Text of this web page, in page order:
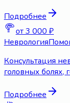
Подробнее
от 3 000 ₽
Неврология
Консультация
головных болях,
Подробнее